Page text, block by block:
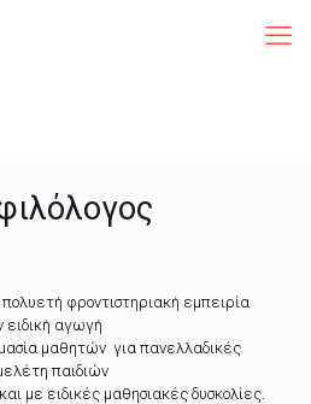
φροντιστηριακή εμπειρία
ειδική αγωγή
μαθητών για πανελλαδικές
παιδιών
με ειδικές μαθησιακές δυσκολίες.